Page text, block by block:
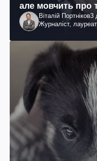
але мовчить про
Віталій Портніков3
Журналіст, лауреат